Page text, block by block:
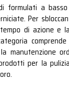
formulati a
Per
di azione e
manutenzione
per la